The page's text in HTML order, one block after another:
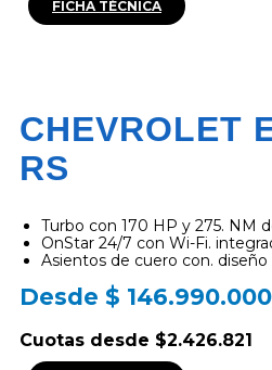
FICHA TÉCNICA
CHEVROLET
RS
Turbo con 170 HP y 275. NM
OnStar 24/7 con Wi-Fi.
Asientos de cuero con. diseño
Desde $
Cuotas desde $2.426.821